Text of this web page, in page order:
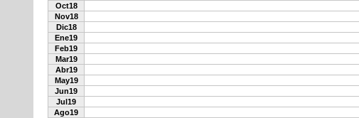
Oct18
Nov18
Dic18
Ene19
Feb19
Mar19
Abr19
May19
Jun19
Jul19
Ago19